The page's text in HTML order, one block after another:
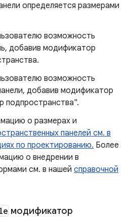
определяется размерами
возможность
добавив модификатор
возможность
добавив модификатор
подпространства".
о размерах и
панелей см. в
по проектированию. Более
о внедрении в
см. в нашей справочной
модификатор